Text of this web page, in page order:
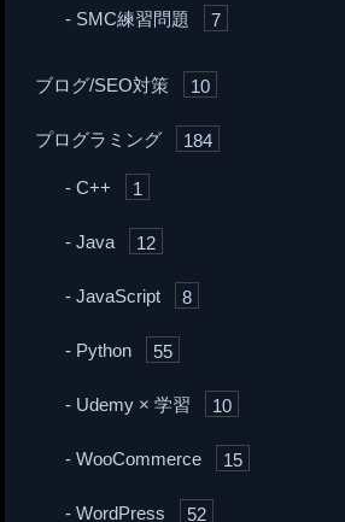
SMC練習問題 7
ブログ/SEO対策 10
プログラミング 184
C++ 1
Java 12
JavaScript 8
Python 55
Udemy × 学習 10
WooCommerce 15
WordPress 52